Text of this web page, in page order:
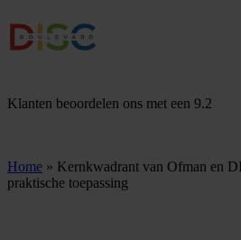
Klanten beoordelen ons met een 9.2
Home » Kernkwadrant van Ofman en
praktische toepassing